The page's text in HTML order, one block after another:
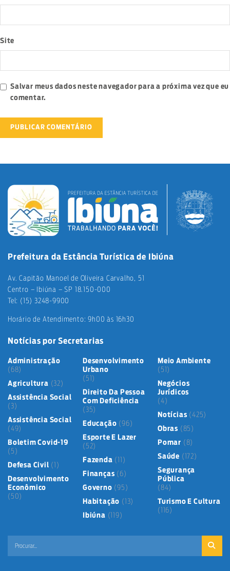
Site
Salvar meus dados neste navegador para a próxima vez que eu
comentar.
Prefeitura da Estância Turística de Ibiúna
Av. Capitão Manoel de Oliveira Carvalho, 51
Centro – Ibiúna – SP 18.150-000
Tel: (15) 3248-9900
Horário de Atendimento: 9h00 às 16h30
Notícias por Secretarias
Administração
(68)
Agricultura (32)
Assistência Social
(3)
Assistência Social
(49)
Boletim Covid-19
(5)
Defesa Civil (1)
Desenvolvimento
Econômico
(50)
Desenvolvimento
Urbano
(51)
Direito Da Pessoa
Com Deficiência
(35)
Educação (96)
Esporte E Lazer
(52)
Fazenda (11)
Finanças (6)
Governo (95)
Habitação (13)
Ibiúna (119)
Meio Ambiente
(51)
Negócios
Jurídicos
(4)
Notícias (425)
Obras (85)
Pomar (8)
Saúde (172)
Segurança
Pública
(84)
Turismo E Cultura
(116)